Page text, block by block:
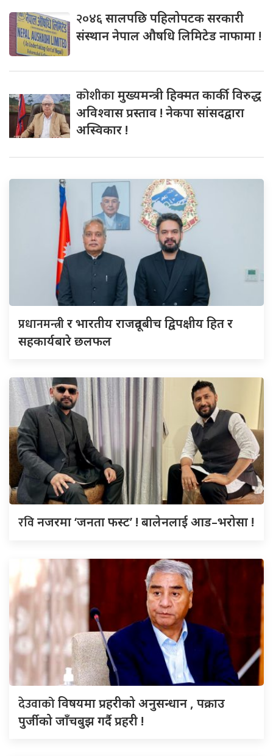
२०४६सालपछि पहिलोपटक सरकारी
संस्थान नेपाल औषधि लिमिटेड नाफामा !
कोशीकामुख्यमन्त्री हिक्मत कार्की विरुद्ध
अविश्वास प्रस्ताव ! नेकपा सांसदद्वारा
अस्विकार !
प्रधानमन्त्रीर भारतीय राजदूतबीच द्विपक्षीय हित र
सहकार्यबारे छलफल
रविनजरमा ‘जनता फस्ट’ ! बालेनलाई आड–भरोसा !
देउवाकोविषयमा प्रहरीको अनुसन्धान , पक्राउ
पुर्जीको जाँचबुझ गर्दै प्रहरी !